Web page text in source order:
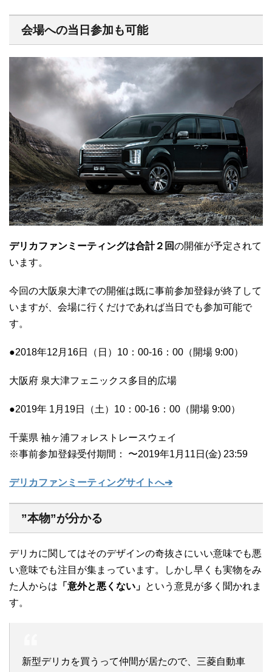
会場への当日参加も可能
デリカファンミーティングは合計２回の開催が予定されて
います。
今回の大阪泉大津での開催は既に事前参加登録が終了して
いますが、会場に行くだけであれば当日でも参加可能で
す。
●2018年12月16日（日）10：00-16：00（開場 9:00）
大阪府 泉大津フェニックス多目的広場
●2019年 1月19日（土）10：00-16：00（開場 9:00）
千葉県 袖ヶ浦フォレストレースウェイ
※事前参加登録受付期間： 〜2019年1月11日(金) 23:59
デリカファンミーティングサイトへ➔
”本物”が分かる
デリカに関してはそのデザインの奇抜さにいい意味でも悪
い意味でも注目が集まっています。しかし早くも実物をみ
た人からは 「意外と悪くない」 という意見が多く聞かれま
す。
新型デリカを買うって仲間が居たので、三菱自動車